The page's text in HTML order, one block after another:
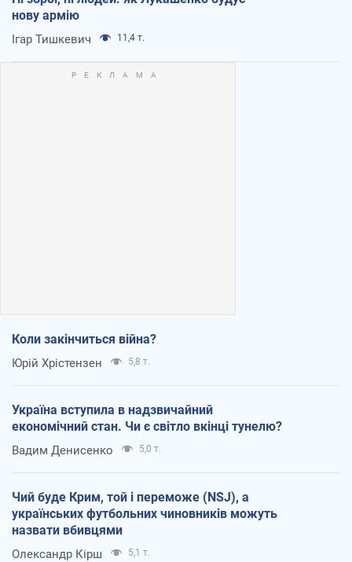
нову армію
Ігар Тишкевич 11,4 т.
Коли закінчиться війна?
Юрій Хрістензен 5,8 т.
Україна вступила в надзвичайний
економічний стан. Чи є світло вкінці тунелю?
Вадим Денисенко 5,0 т.
Чий буде Крим, той і переможе (NSJ), а
українських футбольних чиновників можуть
назвати вбивцями
Олександр Кірш 5,1 т.